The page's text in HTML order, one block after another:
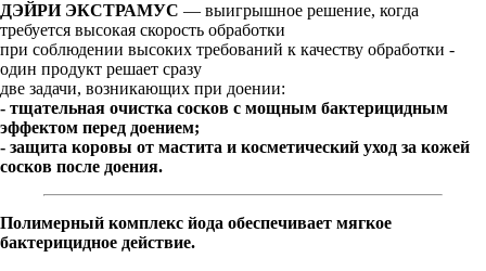
ДЭЙРИ ЭКСТРАМУС — выигрышное решение, когда
требуется высокая скорость обработки
при соблюдении высоких требований к качеству обработки -
один продукт решает сразу
две задачи, возникающих при доении:
- тщательная очистка сосков с мощным бактерицидным
эффектом перед доением;
- защита коровы от мастита и косметический уход за кожей
сосков после доения.
Полимерный комплекс йода обеспечивает мягкое
бактерицидное действие.